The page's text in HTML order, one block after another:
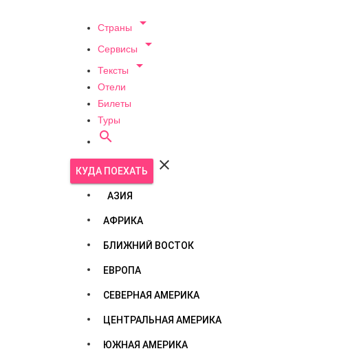
Страны 
Сервисы 
Тексты 
Отели
Билеты
Туры

КУДА ПОЕХАТЬ 
АЗИЯ
АФРИКА
БЛИЖНИЙ ВОСТОК
ЕВРОПА
СЕВЕРНАЯ АМЕРИКА
ЦЕНТРАЛЬНАЯ АМЕРИКА
ЮЖНАЯ АМЕРИКА